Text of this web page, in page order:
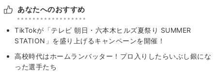
あなたへのおすすめ
TikTokが「テレビ 朝日・六本木ヒルズ夏祭り SUMMER
STATION」を盛り上げるキャンペーンを開催！
高校時代はホームランバッター！プロ入りしたらいぶし銀にな
った選手たち